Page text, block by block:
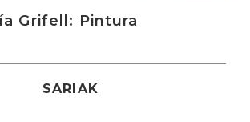
Grifell: Pintura
SARIAK